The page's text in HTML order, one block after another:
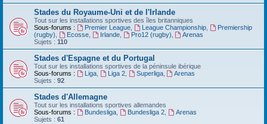
e
Stades du Royaume-Uni et de l'Irlande
Tout sur les installations sportives des îles britanniques
Sous-forums :
Premier League, League Championship,
Premiership
(rugby)
Ecosse, Irlande, Pro12 (rugby)
Arenas
Sujets : 110
Stades d'Espagne et du Portugal
Tout sur les installations sportives de la péninsule ibérique
Sous-forums :
Liga, Liga 2, Superliga,
Arenas
Sujets : 92
Stades d'Allemagne
Tout sur les installations sportives allemandes
Sous-forums :
Bundesliga, Bundesliga 2,
Arenas
Sujets : 61